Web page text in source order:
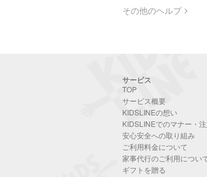
その他のヘルプ
サービス
TOP
サービス概要
KIDSLINEの想い
KIDSLINEでのマナー・
安心安全への取り組み
ご利用料金について
家事代行のご利用につい
ギフトを贈る